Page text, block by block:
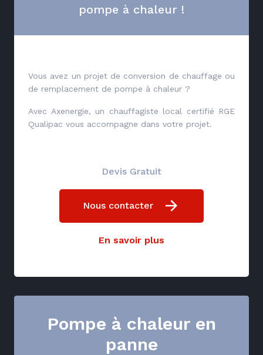
pompe à chaleur !
Vous avez un projet de conversion de chauffage ou
de remplacement de pompe à chaleur ?
Avec Axenergie, un chauffagiste local certifié RGE
Qualipac vous accompagne dans votre projet.
Devis Gratuit
Nous contacter
En savoir plus
Pompe à chaleur en
panne